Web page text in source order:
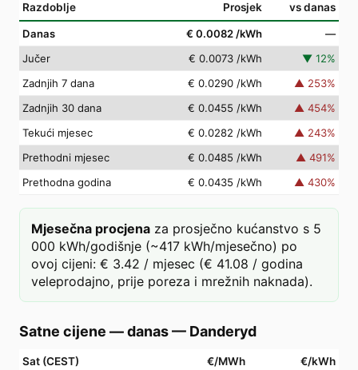
Razdoblje Prosjek vs danas
Danas € 0.0082 /kWh
—
Jučer
€ 0.0073 /kWh ▼ 12%
Zadnjih 7 dana
€ 0.0290 /kWh ▲ 253%
Zadnjih 30 dana
€ 0.0455 /kWh ▲ 454%
Tekući mjesec
€ 0.0282 /kWh ▲ 243%
Prethodni mjesec
€ 0.0485 /kWh ▲ 491%
Prethodna godina
€ 0.0435 /kWh ▲ 430%
Mjesečna procjena za prosječno kućanstvo s 5
000 kWh/godišnje (~417 kWh/mjesečno) po
ovoj cijeni: € 3.42 / mjesec (€ 41.08 / godina
veleprodajno, prije poreza i mrežnih naknada).
Satne cijene — danas— Danderyd
Sat (CEST) €/MWh €/kWh